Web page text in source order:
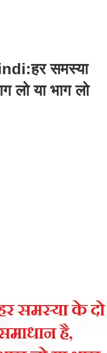
समस्या
लो या भाग लो